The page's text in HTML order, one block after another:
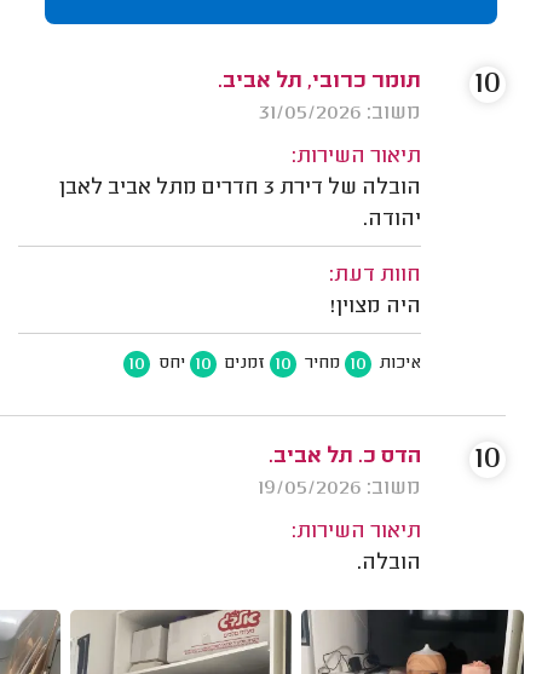
תומר כרובי, תל אביב.
משוב: 31/05/2026
תיאור השירות:
הובלה של דירת 3 חדרים מתל אביב לאבן
יהודה.
חוות דעת:
היה מצוין!
איכות 10 מחיר 10 זמנים 10 יחס 10
10
הדס כ. תל אביב.
משוב: 19/05/2026
תיאור השירות:
הובלה.
10